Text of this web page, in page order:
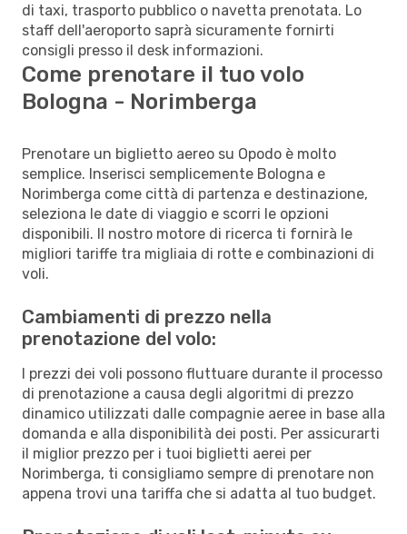
di taxi, trasporto pubblico o navetta prenotata. Lo
staff dell'aeroporto saprà sicuramente fornirti
consigli presso il desk informazioni.
Come prenotare il tuo volo
Bologna - Norimberga
Prenotare un biglietto aereo su Opodo è molto
semplice. Inserisci semplicemente Bologna e
Norimberga come città di partenza e destinazione,
seleziona le date di viaggio e scorri le opzioni
disponibili. Il nostro motore di ricerca ti fornirà le
migliori tariffe tra migliaia di rotte e combinazioni di
voli.
Cambiamenti di prezzo nella
prenotazione del volo:
I prezzi dei voli possono fluttuare durante il processo
di prenotazione a causa degli algoritmi di prezzo
dinamico utilizzati dalle compagnie aeree in base alla
domanda e alla disponibilità dei posti. Per assicurarti
il miglior prezzo per i tuoi biglietti aerei per
Norimberga, ti consigliamo sempre di prenotare non
appena trovi una tariffa che si adatta al tuo budget.